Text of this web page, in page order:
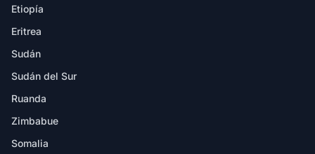
Etiopía
Eritrea
Sudán
Sudán del Sur
Ruanda
Zimbabue
Somalia